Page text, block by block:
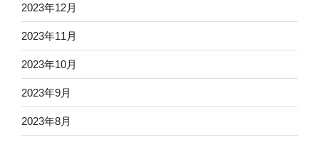
2023年12月
2023年11月
2023年10月
2023年9月
2023年8月